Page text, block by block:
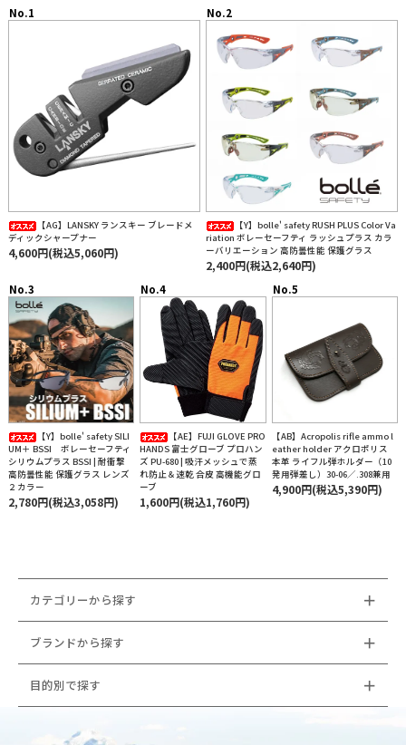
【AG】LANSKY ランスキー ブレードメ
ディックシャープナー
4,600円(税込5,060円)
【Y】bolle' safety RUSH PLUS Color Va
riation ボレーセーフティ ラッシュプラス カラ
ーバリエーション 高防曇性能 保護グラス
2,400円(税込2,640円)
【Y】bolle' safety SILI
UM＋ BSSI ボレーセーフティ
シリウムプラス BSSI | 耐衝撃
高防曇性能 保護グラス レンズ
２カラー
2,780円(税込3,058円)
【AE】FUJI GLOVE PRO
HANDS 富士グローブ プロハン
ズ PU-680 | 吸汗メッシュで蒸
れ防止＆速乾 合皮 高機能グロ
ーブ
1,600円(税込1,760円)
【AB】Acropolis rifle ammo l
eather holder アクロポリス
本革 ライフル弾ホルダー（10
発用弾差し）30-06／.308兼用
4,900円(税込5,390円)
カテゴリーから探す
ブランドから探す
目的別で探す